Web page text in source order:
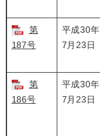
第
187号
平成30年
7月23日
第
186号
平成30年
7月23日